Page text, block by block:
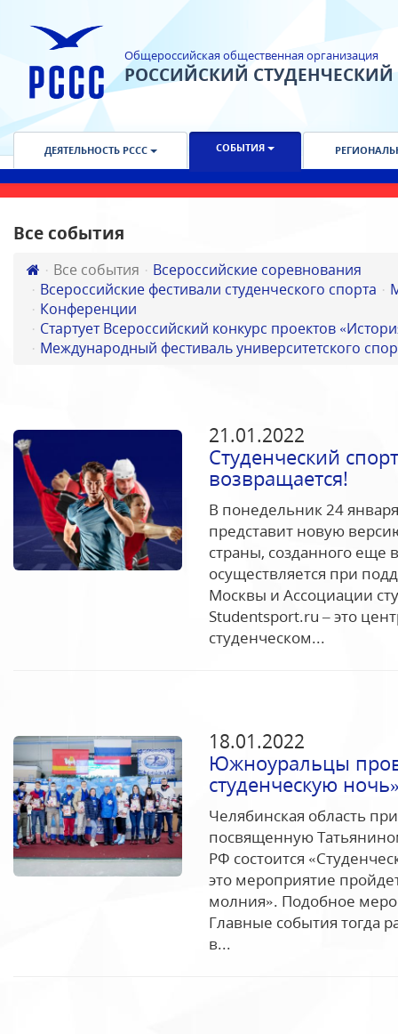
Общероссийская общественная организация
РОССИЙСКИЙ
ДЕЯТЕЛЬНОСТЬ РССС СОБЫТИЯ
Все события
Все события
Всероссийские соревнования
Всероссийские фестивали студенческого спорта
Конференции
Стартует Всероссийский конкурс проектов
Международный фестиваль университетского
21.01.2022
Студенческий
возвращается!
В понедельник 24
представит новую
страны, созданного еще
осуществляется при
Москвы и Ассоциации
Studentsport.ru – это
студенческом...
18.01.2022
Южноуральцы
студенческую
Челябинская область
посвященную
РФ состоится
это мероприятие
молния». Подобное
Главные события тогда
в...